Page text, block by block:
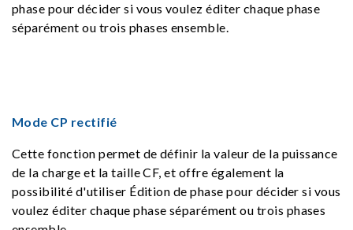
phase pour décider si vous voulez éditer chaque phase
séparément ou trois phases ensemble.
Mode CP rectifié
Cette fonction permet de définir la valeur de la puissance
de la charge et la taille CF, et offre également la
possibilité d'utiliser Édition de phase pour décider si vous
voulez éditer chaque phase séparément ou trois phases